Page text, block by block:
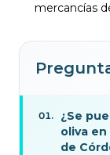
mercancías
01.
¿Se
oliva
de